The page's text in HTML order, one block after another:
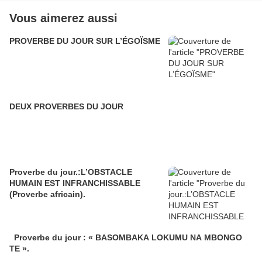
Vous aimerez aussi
PROVERBE DU JOUR SUR L’ÉGOÏSME
DEUX PROVERBES DU JOUR
Proverbe du jour.:L’OBSTACLE
HUMAIN EST INFRANCHISSABLE
(Proverbe africain).
TE ».